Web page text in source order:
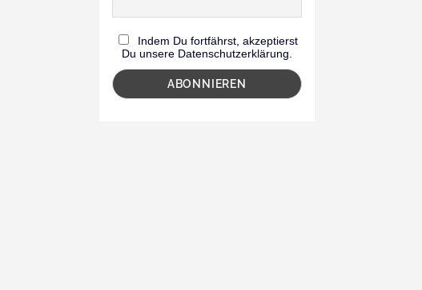
Indem Du fortfährst, akzeptierst
Du unsere Datenschutzerklärung.